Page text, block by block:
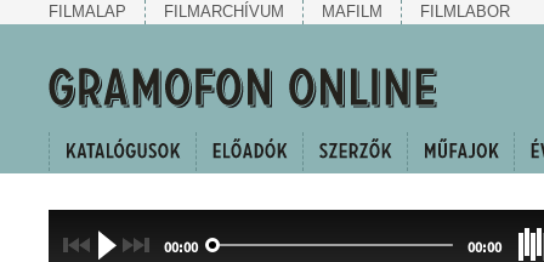
FILMALAP FILMARCHÍVUM MAFILM FILMLABOR
00:00 00:00